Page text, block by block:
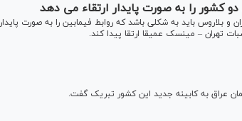
كشور را به صورت پايدار ارتقاء می دهد
و بلاروس بايد به شكلی باشد كه روابط فيمابين را به صورت پايدار
تهران – مينسک عميقا ارتقا پيدا كند.
عراق به کابینه جدید این کشور تبریک گفت.